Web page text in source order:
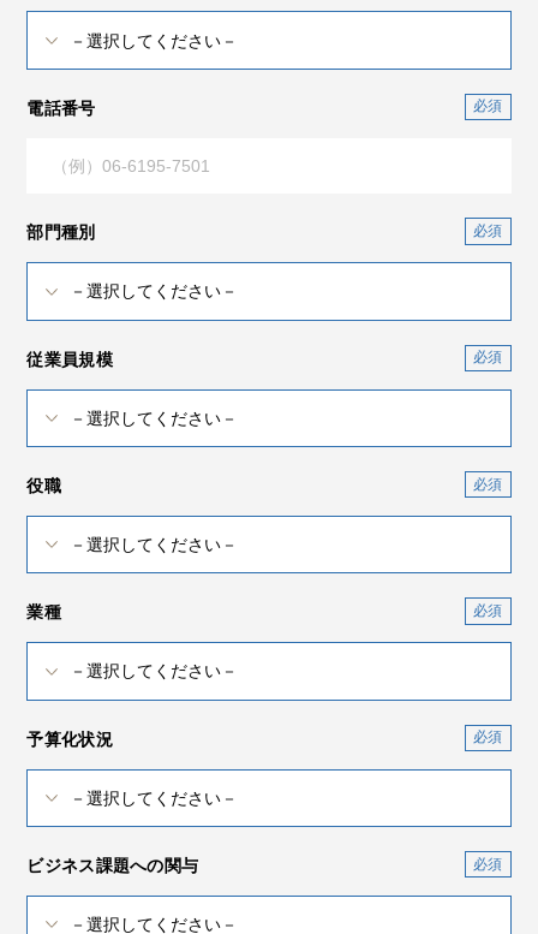
電話番号
部門種別
従業員規模
役職
業種
予算化状況
ビジネス課題への関与